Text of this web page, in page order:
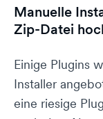
Manuelle
Zip-Datei
Einige Plugins
Installer
eine riesige